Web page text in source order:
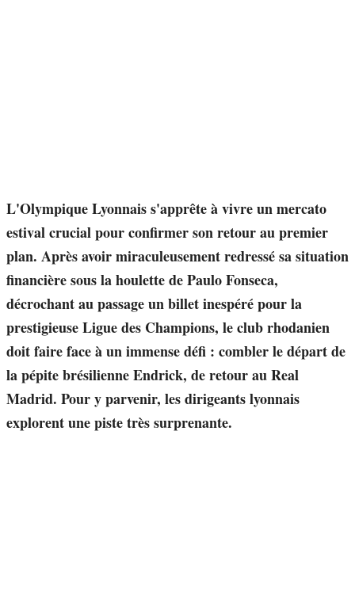
L'Olympique Lyonnais s'apprête à vivre un mercato
estival crucial pour confirmer son retour au premier
plan. Après avoir miraculeusement redressé sa situation
financière sous la houlette de Paulo Fonseca,
décrochant au passage un billet inespéré pour la
prestigieuse Ligue des Champions, le club rhodanien
doit faire face à un immense défi : combler le départ de
la pépite brésilienne Endrick, de retour au Real
Madrid. Pour y parvenir, les dirigeants lyonnais
explorent une piste très surprenante.